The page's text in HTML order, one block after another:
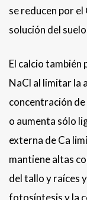
se reducen por
solución del
El calcio también
NaCl al limitar la
concentración
o aumenta sólo
externa de Ca
mantiene altas
del tallo y raíces
fotosíntesis y la